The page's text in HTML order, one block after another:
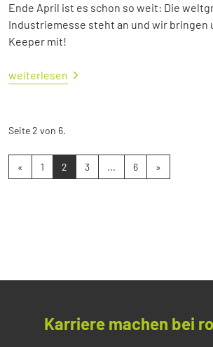
Ende April ist es schon so weit: Die
Industriemesse steht an und wir bringen
Keeper mit!
weiterlesen
Seite 2 von 6.
« 1 2 3 ... 6 »
Karriere machen bei